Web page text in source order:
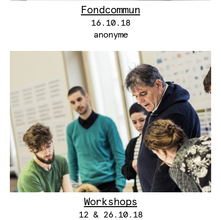
Fondcommun
16.10.18
anonyme
Workshops
12 & 26.10.18